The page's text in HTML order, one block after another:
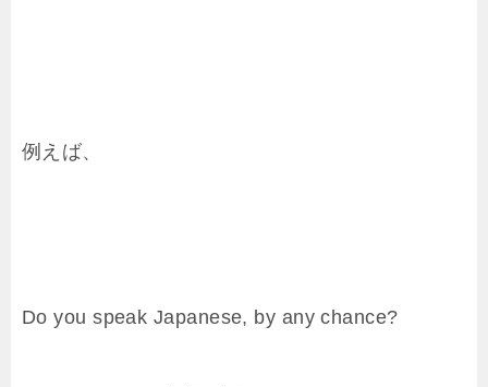
例えば、
Do you speak Japanese, by any chance?